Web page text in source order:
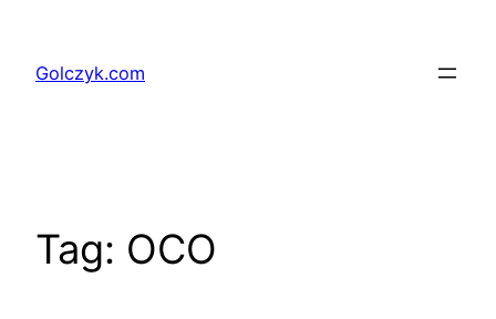
treściGolczyk.com
Tag: OCO